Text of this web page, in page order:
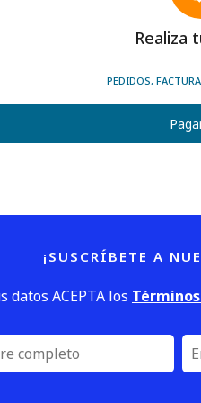
Realiza
PEDIDOS,
¡SUSCRÍBETE A
datos ACEPTA los